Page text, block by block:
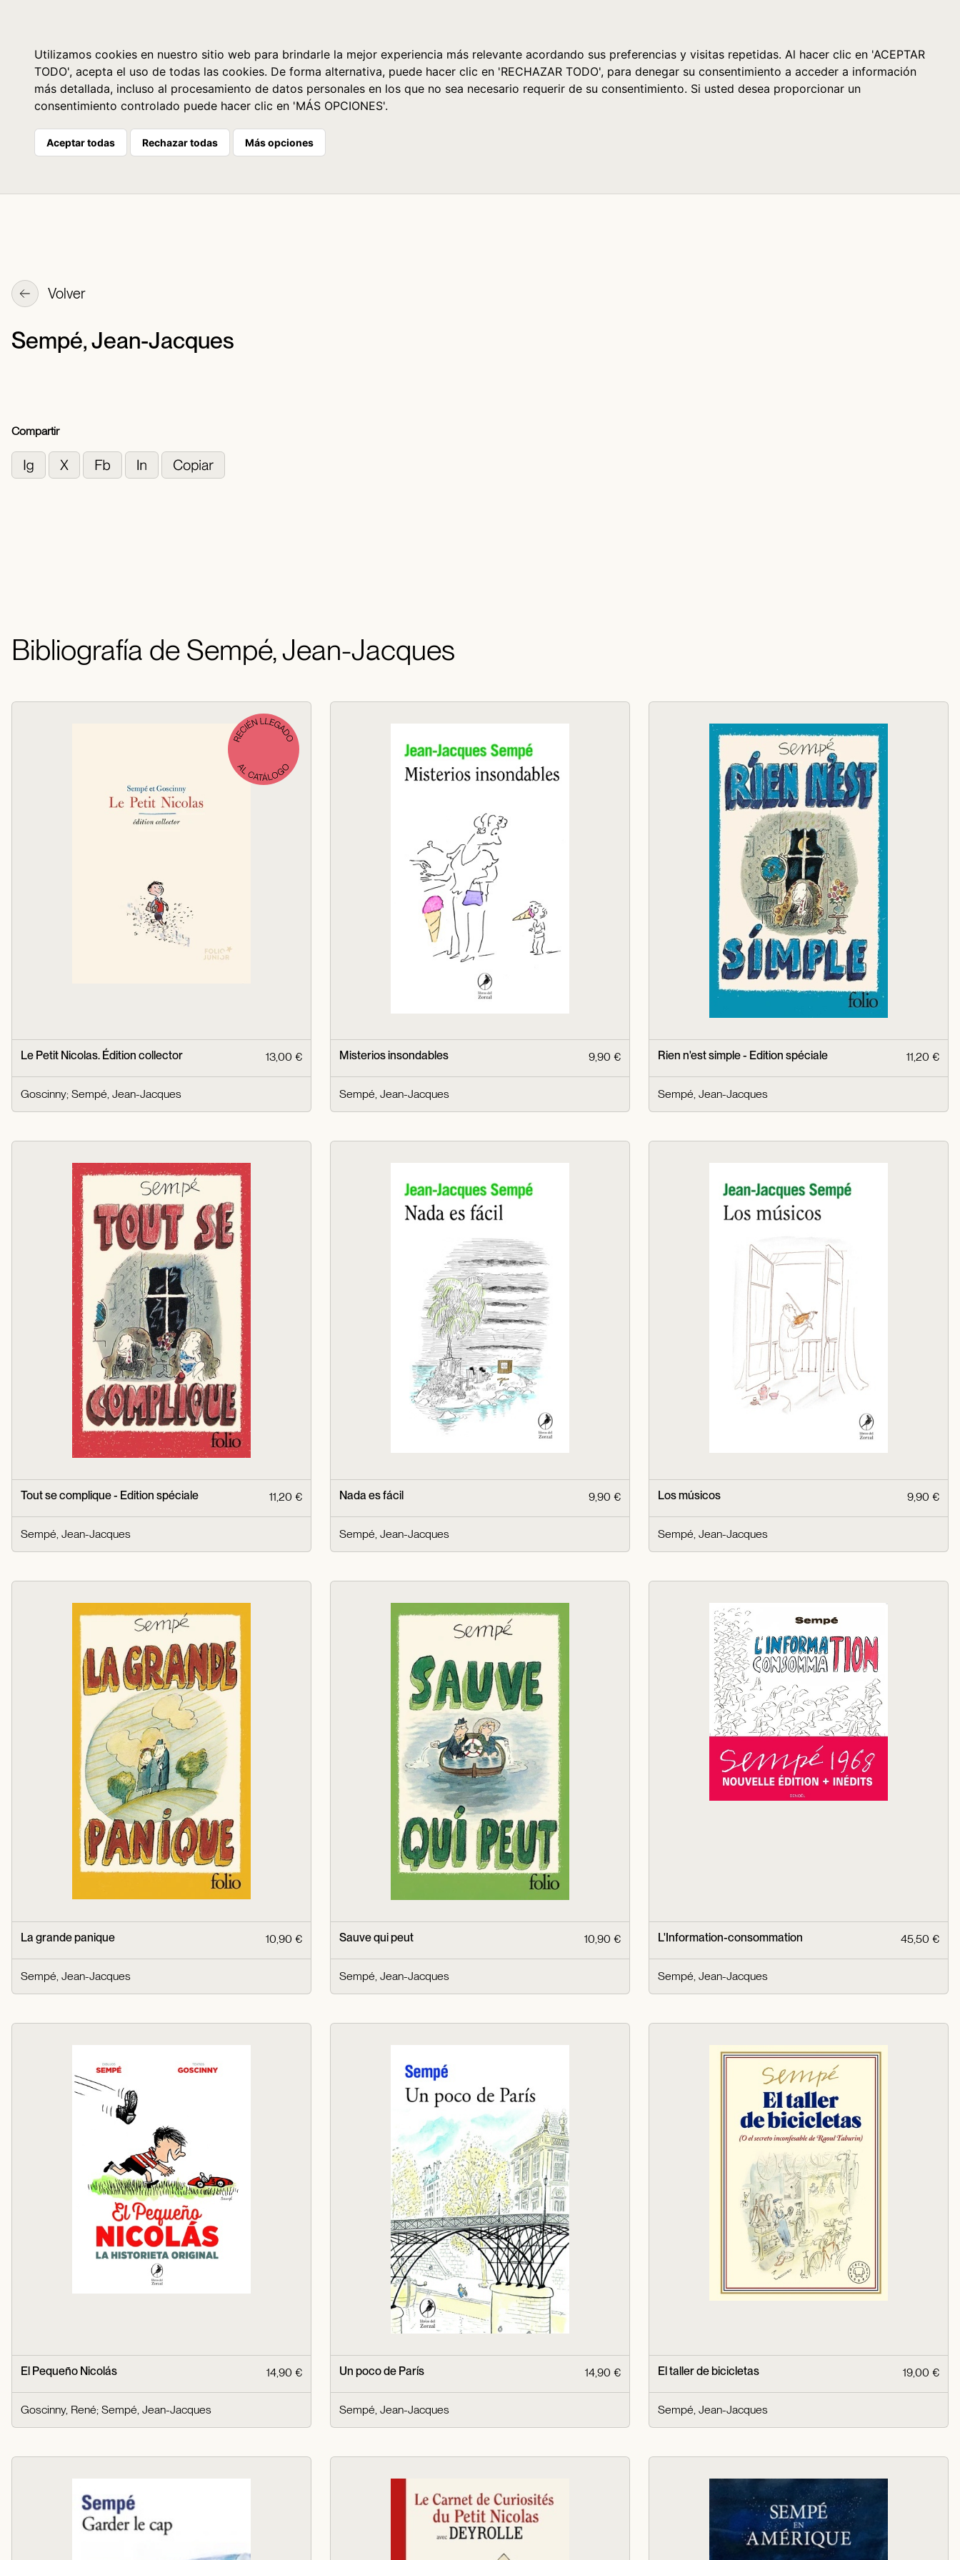
Utilizamos cookies en nuestro sitio web para brindarle la mejor experiencia más relevante acordando sus preferencias y visitas repetidas. Al hacer clic en 'ACEPTAR
TODO', acepta el uso de todas las cookies. De forma alternativa, puede hacer clic en 'RECHAZAR TODO', para denegar su consentimiento a acceder a información
más detallada, incluso al procesamiento de datos personales en los que no sea necesario requerir de su consentimiento. Si usted desea proporcionar un
consentimiento controlado puede hacer clic en 'MÁS OPCIONES'.
Aceptar todas Rechazar todas Más opciones
Volver
Sempé, Jean-Jacques
Compartir
Bibliografía de Sempé, Jean-Jacques
Le Petit Nicolas. Édition collector 13,00 €
Goscinny; Sempé, Jean-Jacques
Misterios insondables 9,90 €
Sempé, Jean-Jacques
Rien n'est simple - Edition spéciale 11,20 €
Sempé, Jean-Jacques
Tout se complique - Edition spéciale 11,20 €
Sempé, Jean-Jacques
Nada es fácil 9,90 €
Sempé, Jean-Jacques
Los músicos 9,90 €
Sempé, Jean-Jacques
La grande panique 10,90 €
Sempé, Jean-Jacques
Sauve qui peut 10,90 €
Sempé, Jean-Jacques
L'Information-consommation 45,50 €
Sempé, Jean-Jacques
El Pequeño Nicolás 14,90 €
Goscinny, René; Sempé, Jean-Jacques
Un poco de París 14,90 €
Sempé, Jean-Jacques
El taller de bicicletas 19,00 €
Sempé, Jean-Jacques